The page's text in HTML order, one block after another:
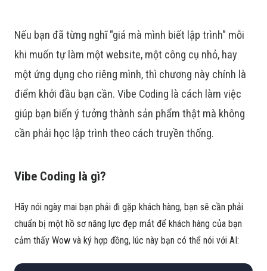
Nếu bạn đã từng nghĩ "giá mà mình biết lập trình" mỗi
khi muốn tự làm một website, một công cụ nhỏ, hay
một ứng dụng cho riêng mình, thì chương này chính là
điểm khởi đầu bạn cần. Vibe Coding là cách làm việc
giúp bạn biến ý tưởng thành sản phẩm thật mà không
cần phải học lập trình theo cách truyền thống.
Vibe Coding là gì?
Hãy nói ngày mai bạn phải đi gặp khách hàng, bạn sẽ cần phải
chuẩn bị một hồ sơ năng lực đẹp mắt để khách hàng của bạn
cảm thấy Wow và ký hợp đồng, lúc này bạn có thể nói với AI: